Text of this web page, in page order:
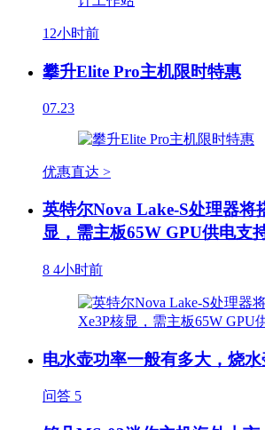
12小时前
攀升Elite Pro主机限时特惠
07.23
优惠直达 >
英特尔Nova Lake-S处理器将
显，需主板65W GPU供电支
8 4小时前
电水壶功率一般有多大，烧水
问答 5